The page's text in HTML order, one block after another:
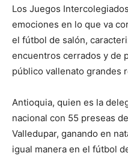
Los Juegos
emociones en lo que va
el fútbol de salón,
encuentros cerrados y de
público vallenato grandes
Antioquia, quien es la
nacional con 55 preseas
Valledupar, ganando en
igual manera en el fútbol